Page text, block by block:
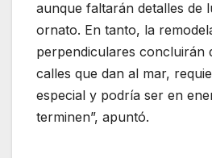
aunque faltarán detalles de
ornato. En tanto, la
perpendiculares concluirán
calles que dan al mar,
especial y podría ser en
terminen”, apuntó.